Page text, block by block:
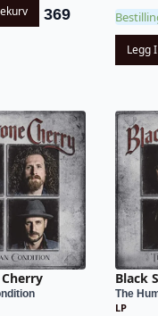
369
Legg
Black
The
LP